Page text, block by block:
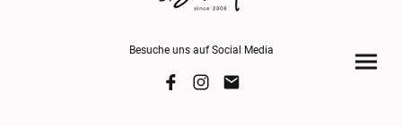
Besuche uns auf Social Media